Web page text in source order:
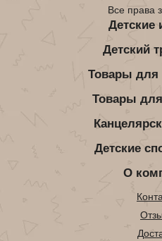
Все права
Детские
Детский
Товары для
Товары
Детские
О